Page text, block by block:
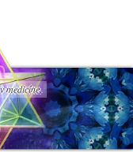
medicíne.